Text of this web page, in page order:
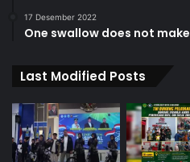
17 Desember 2022
One swallow does not
Last Modified Posts